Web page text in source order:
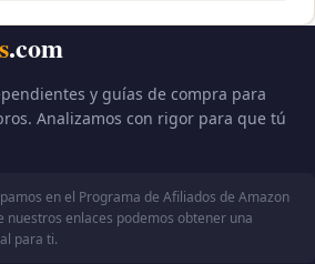
.com
y guías de compra para
Analizamos con rigor para que tú
en el Programa de Afiliados de Amazon
nuestros enlaces podemos obtener una
para ti.